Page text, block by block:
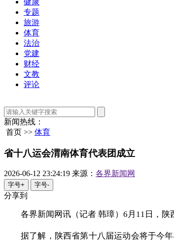
健康
专题
旅游
体育
法治
党建
财经
文教
评论
新闻热线：
首页 >> 体育
省十八运会渭南体育代表团成立
2026-06-12 23:24:19 来源： 各界新闻网
字号+ 字号-
分享到
各界新闻网讯（记者 韩璋）6月11日，陕
据了解，陕西省第十八届运动会将于今